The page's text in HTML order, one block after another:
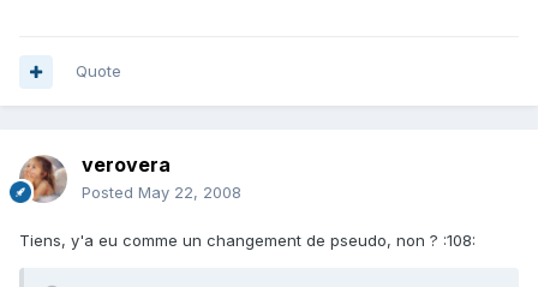
Quote
verovera
Posted May 22, 2008
Tiens, y'a eu comme un changement de pseudo, non ? :108: